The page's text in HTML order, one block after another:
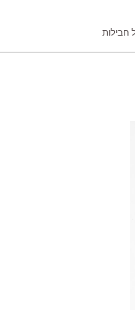
חבילות